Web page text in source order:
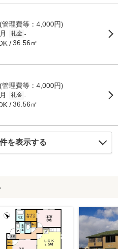
(管理費等：4,000円)
礼金 -
36.56㎡
(管理費等：4,000円)
礼金 -
36.56㎡
件を表示する